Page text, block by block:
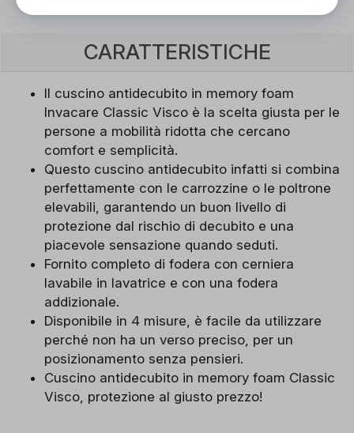
CARATTERISTICHE
Il cuscino antidecubito in memory foam
Invacare Classic Visco è la scelta giusta per le
persone a mobilità ridotta che cercano
comfort e semplicità.
Questo cuscino antidecubito infatti si combina
perfettamente con le carrozzine o le poltrone
elevabili, garantendo un buon livello di
protezione dal rischio di decubito e una
piacevole sensazione quando seduti.
Fornito completo di fodera con cerniera
lavabile in lavatrice e con una fodera
addizionale.
Disponibile in 4 misure, è facile da utilizzare
perché non ha un verso preciso, per un
posizionamento senza pensieri.
Cuscino antidecubito in memory foam Classic
Visco, protezione al giusto prezzo!